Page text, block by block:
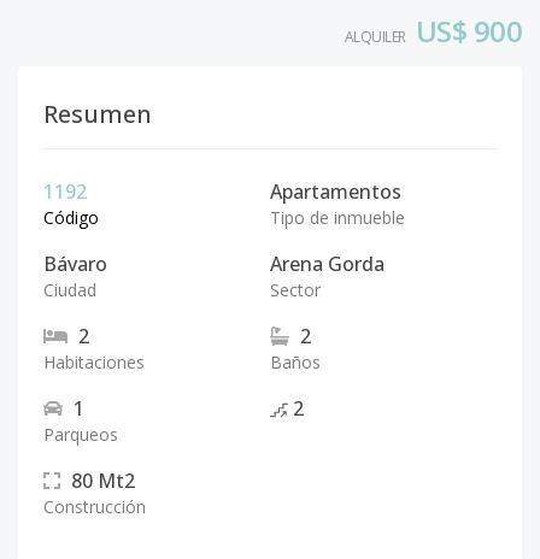
ALQUILER US$ 900
Resumen
1192
Código
Apartamentos
Tipo de inmueble
Bávaro
Ciudad
Arena Gorda
Sector
2
Habitaciones
2
Baños
1
Parqueos
2
80 Mt2
Construcción